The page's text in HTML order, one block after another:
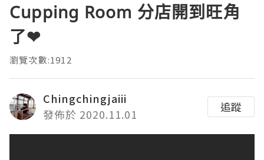
Cupping Room 分店開到旺角
了❤
瀏覽次數:1912
Chingchingjaiii
發佈於 2020.11.01
追蹤